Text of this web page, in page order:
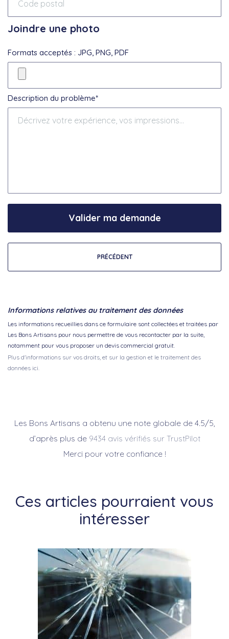
Joindre une photo
Formats acceptés : JPG, PNG, PDF
Description du problème*
PRÉCÉDENT
Valider ma demande
Informations relatives au traitement des données
Les informations recueillies dans ce formulaire sont collectées et traitées par
Les Bons Artisans pour nous permettre de vous recontacter par la suite,
notamment pour vous proposer un devis commercial gratuit.
Plus d'informations sur vos droits, et sur la gestion et le traitement des
données ici.
Les Bons Artisans a obtenu une note globale de 4.5/5,
d’après plus de 9434 avis vérifiés sur TrustPilot
Merci pour votre confiance !
Ces articles pourraient vous
intéresser